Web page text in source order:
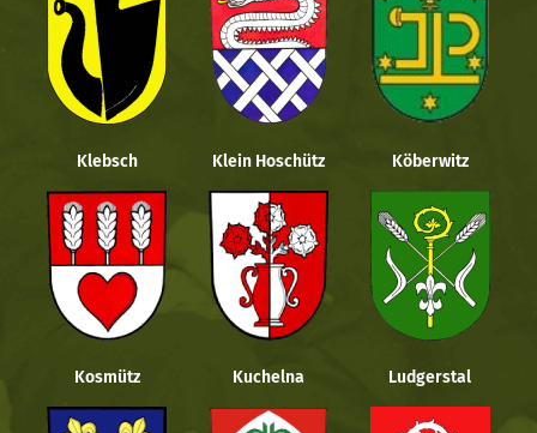
Klebsch Klein Hoschütz Köberwitz
Kosmütz Kuchelna Ludgerstal